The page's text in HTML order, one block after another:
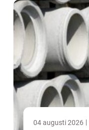
04 augusti 2026